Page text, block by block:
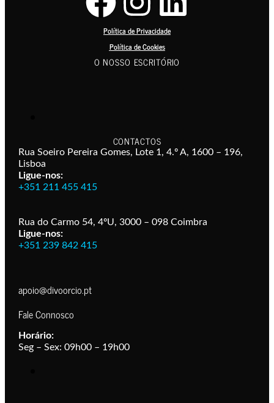
Política de Privacidade
Política de Cookies
O NOSSO ESCRITÓRIO
CONTACTOS
Rua Soeiro Pereira Gomes, Lote 1, 4.º A, 1600 – 196,
Lisboa
Ligue-nos:
+351 211 455 415
Rua do Carmo 54, 4ºU, 3000 – 098 Coimbra
Ligue-nos:
+351 239 842 415
apoio@divoorcio.pt
Fale Connosco
Horário:
Seg – Sex: 09h00 – 19h00